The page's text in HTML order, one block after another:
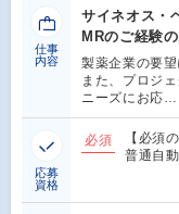
仕事
内容
サイネオス・
MRのご経験
製薬企業の要
また、プロジ
ニーズにお応…
応募
資格
必須
【必須
普通自